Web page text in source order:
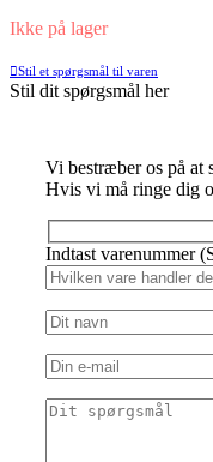
Ikke på lager
Stil et spørgsmål til varen
Stil dit spørgsmål her
Vi bestræber os på at
Hvis vi må ringe dig
Indtast varenummer